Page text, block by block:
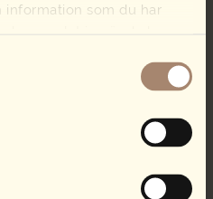
information som du har
01.